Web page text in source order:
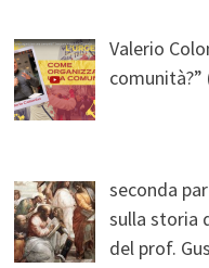
Valerio
comunità?”
seconda
sulla storia
del prof.